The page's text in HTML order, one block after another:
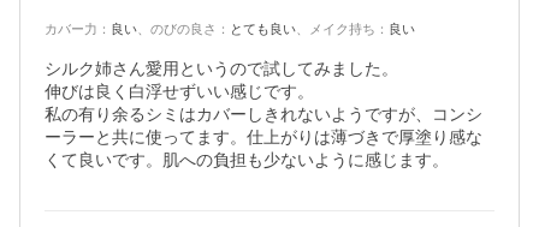
カバー力 ： 良い のびの良さ ： とても良い メイク持ち ： 良い
シルク姉さん愛用というので試してみました。
伸びは良く白浮せずいい感じです。
私の有り余るシミはカバーしきれないようですが、コンシ
ーラーと共に使ってます。仕上がりは薄づきで厚塗り感な
くて良いです。肌への負担も少ないように感じます。